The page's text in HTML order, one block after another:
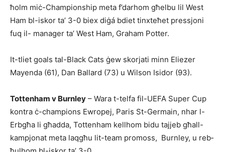
ħolm miċ-Cham­pion­ship meta f’darhom għelbu lil West
Ham bl-iskor ta’ 3-0 biex diġá bdiet tinxteħ­et pressjoni
fuq il- manager ta’ West Ham, Graham Potter.
It-tliet goals tal-Black Cats ġew skorjati minn Eliezer
Mayenda (61), Dan Ballard (73) u Wilson Isidor (93).
Tottenham v Burnley – Wara t-telfa fil-UEFA Super Cup
kontra ċ-champions Ewropej, Paris St-Germain, nhar l-
Erbgħa li għad­da, Tottenham kellhom bidu tajjeb għall-
kampjonat me­ta laqgħu lit-team promoss, Burnley, u reb­